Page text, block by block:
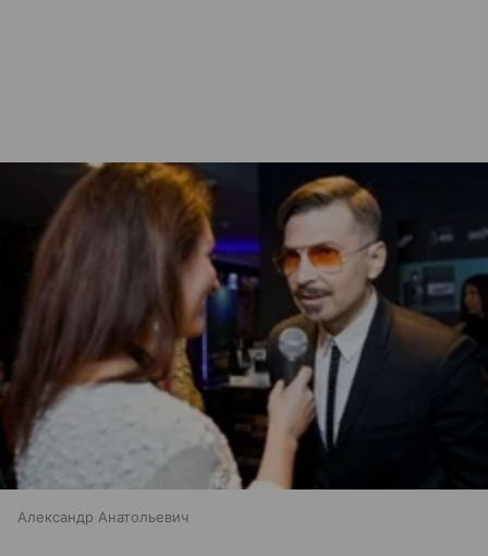
Александр Анатольевич